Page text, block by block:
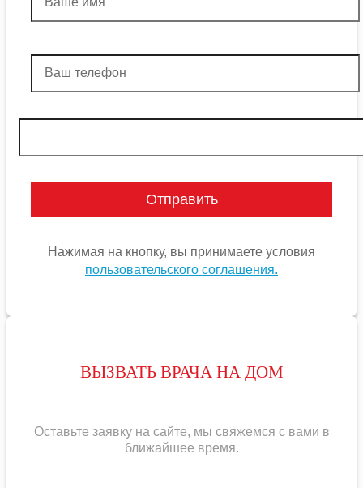
Нажимая на кнопку, вы принимаете условия
пользовательского соглашения.
ВЫЗВАТЬ ВРАЧА НА ДОМ
Оставьте заявку на сайте, мы свяжемся с вами в
ближайшее время.